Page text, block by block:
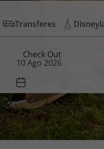
Transferes
Check Out